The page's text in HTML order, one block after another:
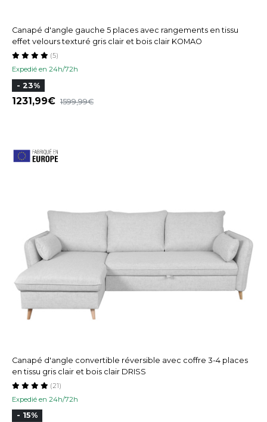
Canapé d'angle gauche 5 places avec rangements en tissu
effet velours texturé gris clair et bois clair KOMAO
Expedié en 24h/72h
(5)
- 23%
1231,99 1599,99
Canapé d'angle convertible réversible avec coffre 3-4 places
en tissu gris clair et bois clair DRISS
Expedié en 24h/72h
(21)
- 15%